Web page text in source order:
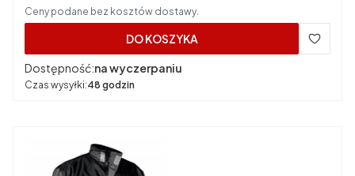
Ceny podane bez kosztów dostawy.
DO KOSZYKA
Dostępność:na wyczerpaniu
Czas wysyłki:48 godzin